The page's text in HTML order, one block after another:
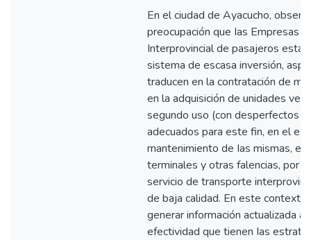
En el ciudad de Ayacucho,
preocupación que Ias Empresas
Interprovincial de pasajeros
sistema de escasa inversión,
traducen en la contratación de
en la adquisición de unidades
segundo uso (con desperfectos
adecuados para este fin, en el
mantenimiento de Ias mismas,
terminales y otras falencias, por
servicio de transporte
de baja calidad. En este
generar información actualizada
efectividad que tienen Ias